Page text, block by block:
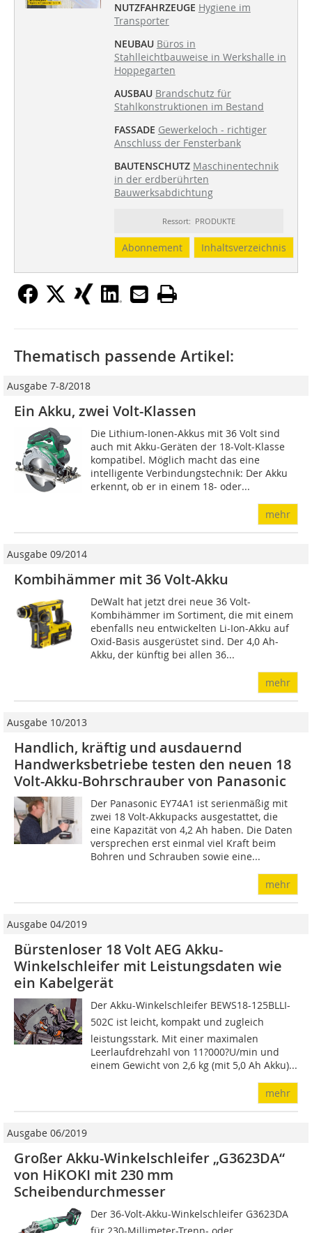
NUTZFAHRZEUGE Hygiene im
Transporter
NEUBAU Büros in
Stahlleichtbauweise in Werkshalle in
Hoppegarten
AUSBAU Brandschutz für
Stahlkonstruktionen im Bestand
FASSADE Gewerkeloch - richtiger
Anschluss der Fensterbank
BAUTENSCHUTZ Maschinentechnik
in der erdberührten
Bauwerksabdichtung
Ressort: PRODUKTE
Abonnement Inhaltsverzeichnis
Thematisch passende Artikel:
Ausgabe 7-8/2018
Ein Akku, zwei Volt-Klassen
Die Lithium-Ionen-Akkus mit 36 Volt sind
auch mit Akku-Geräten der 18-Volt-Klasse
kompatibel. Möglich macht das eine
intelligente Verbindungstechnik: Der Akku
erkennt, ob er in einem 18- oder...
mehr
Ausgabe 09/2014
Kombihämmer mit 36 Volt-Akku
DeWalt hat jetzt drei neue 36 Volt-
Kombihämmer im Sortiment, die mit einem
ebenfalls neu entwickelten Li-Ion-Akku auf
Oxid-Basis ausgerüstet sind. Der 4,0 Ah-
Akku, der künftig bei allen 36...
mehr
Ausgabe 10/2013
Handlich, kräftig und ausdauernd
Handwerksbetriebe testen den neuen 18
Volt-Akku-Bohrschrauber von Panasonic
Der Panasonic EY74A1 ist serienmäßig mit
zwei 18 Volt-Akkupacks ausgestattet, die
eine Kapazität von 4,2 Ah haben. Die Daten
versprechen erst einmal viel Kraft beim
Bohren und Schrauben sowie eine...
mehr
Ausgabe 04/2019
Bürstenloser 18 Volt AEG Akku-
Winkelschleifer mit Leistungsdaten wie
ein Kabelgerät
Der Akku-Winkelschleifer BEWS18-125BLLI-
502C ist leicht, kompakt und zugleich
leistungsstark. Mit einer maximalen
Leerlaufdrehzahl von 11?000?U/min und
einem Gewicht von 2,6 kg (mit 5,0 Ah Akku)...
mehr
Ausgabe 06/2019
Großer Akku-Winkelschleifer „G3623DA“
von HiKOKI mit 230 mm
Scheibendurchmesser
Der 36-Volt-Akku-Winkelschleifer G3623DA